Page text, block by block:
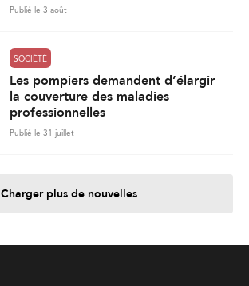
Publié le 3 août
SOCIÉTÉ
Les pompiers demandent d’élargir
la couverture des maladies
professionnelles
Publié le 31 juillet
Charger plus de nouvelles